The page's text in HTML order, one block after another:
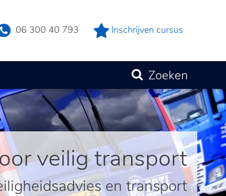
06 300 40 793 Inschrijven cursus
Zoeken
veilig transport
en transport